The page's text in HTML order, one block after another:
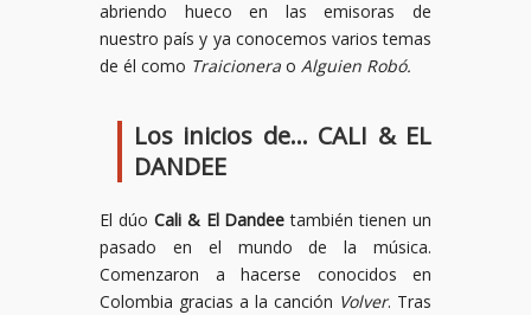
abriendo hueco en las emisoras de
nuestro país y ya conocemos varios temas
de él como Traicionera o Alguien Robó.
Los inicios de… CALI & EL
DANDEE
El dúo Cali & El Dandee también tienen un
pasado en el mundo de la música.
Comenzaron a hacerse conocidos en
Colombia gracias a la canción Volver. Tras